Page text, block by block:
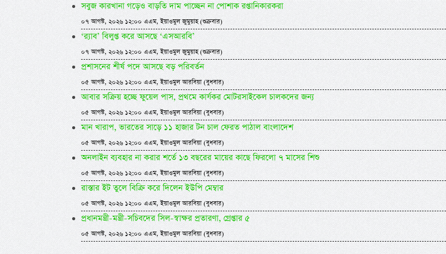
সবুজ কারখানা গড়েও বাড়তি দাম পাচ্ছেন না পোশাক রপ্তানিকারকরা
০৭ আগস্ট, ২০২৬ ১২:০০ এএম, ইয়াওমুল জুমুয়াহ (শুক্রবার)
‘র‍্যাব’ বিলুপ্ত করে আসছে ‘এসআরবি’
০৭ আগস্ট, ২০২৬ ১২:০০ এএম, ইয়াওমুল জুমুয়াহ (শুক্রবার)
প্রশাসনের শীর্ষ পদে আসছে বড় পরিবর্তন
০৫ আগস্ট, ২০২৬ ১২:০০ এএম, ইয়াওমুল আরবিয়া (বুধবার)
আবার সক্রিয় হচ্ছে ফুয়েল পাস, প্রথমে কার্যকর মোটরসাইকেল চালকদের জন্য
০৫ আগস্ট, ২০২৬ ১২:০০ এএম, ইয়াওমুল আরবিয়া (বুধবার)
মান খারাপ, ভারতের সাড়ে ১১ হাজার টন চাল ফেরত পাঠাল বাংলাদেশ
০৫ আগস্ট, ২০২৬ ১২:০০ এএম, ইয়াওমুল আরবিয়া (বুধবার)
অনলাইন ব্যবহার না করার শর্তে ১৩ বছরের মায়ের কাছে ফিরলো ৭ মাসের শিশু
০৫ আগস্ট, ২০২৬ ১২:০০ এএম, ইয়াওমুল আরবিয়া (বুধবার)
রাস্তার ইট তুলে বিক্রি করে দিলেন ইউপি মেম্বার
০৫ আগস্ট, ২০২৬ ১২:০০ এএম, ইয়াওমুল আরবিয়া (বুধবার)
প্রধানমন্ত্রী-মন্ত্রী-সচিবদের সিল-স্বাক্ষর প্রতারণা, গ্রেপ্তার ৫
০৫ আগস্ট, ২০২৬ ১২:০০ এএম, ইয়াওমুল আরবিয়া (বুধবার)